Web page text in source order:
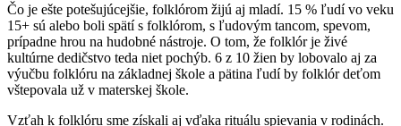
Čo je ešte potešujúcejšie, folklórom žijú aj mladí. 15 % ľudí vo veku
15+ sú alebo boli spätí s folklórom, s ľudovým tancom, spevom,
prípadne hrou na hudobné nástroje. O tom, že folklór je živé
kultúrne dedičstvo teda niet pochýb. 6 z 10 žien by lobovalo aj za
výučbu folklóru na základnej škole a pätina ľudí by folklór deťom
vštepovala už v materskej škole.
Vzťah k folklóru sme získali aj vďaka rituálu spievania v rodinách.